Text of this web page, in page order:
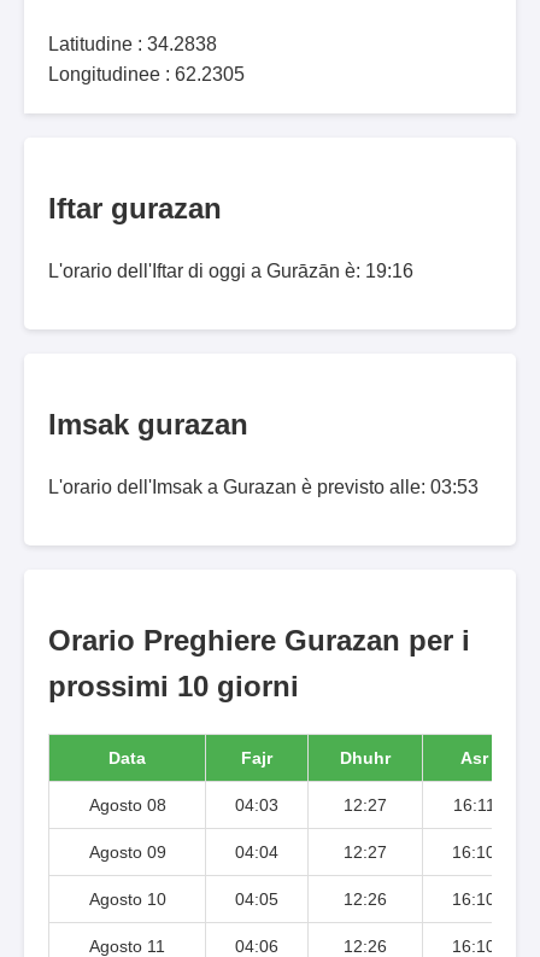
Latitudine : 34.2838
Longitudinee : 62.2305
Iftar gurazan
L'orario dell'Iftar di oggi a Gurāzān è: 19:16
Imsak gurazan
L'orario dell'Imsak a Gurazan è previsto alle: 03:53
Orario Preghiere Gurazan per i
prossimi 10 giorni
Data Fajr Dhuhr Asr
Agosto 08 04:03 12:27 16:11
Agosto 09 04:04 12:27 16:10
Agosto 10 04:05 12:26 16:10
Agosto 11 04:06 12:26 16:10